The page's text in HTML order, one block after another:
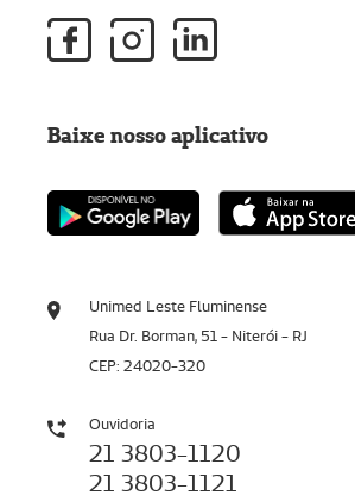
Unimed Leste Fluminense
Rua Dr. Borman, 51 - Niterói - RJ
CEP: 24020-320
Ouvidoria
21 3803-1120
21 3803-1121
Baixe nosso aplicativo